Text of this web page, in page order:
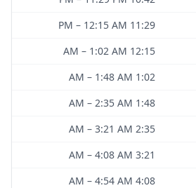
11:29 PM
– 12:15 AM
12:15 AM
– 1:02 AM
1:02 AM
– 1:48 AM
1:48 AM
– 2:35 AM
2:35 AM
– 3:21 AM
3:21 AM
– 4:08 AM
4:08 AM
– 4:54 AM